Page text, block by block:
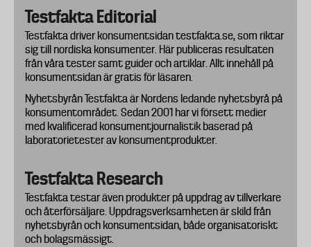
Testfakta Editorial
Testfakta driver konsumentsidan testfakta.se, som riktar
sig till nordiska konsumenter. Här publiceras resultaten
från våra tester samt guider och artiklar. Allt innehåll på
konsumentsidan är gratis för läsaren.
Nyhetsbyrån Testfakta är Nordens ledande nyhetsbyrå på
konsumentområdet. Sedan 2001 har vi försett medier
med kvalificerad konsumentjournalistik baserad på
laboratorietester av konsumentprodukter.
Testfakta Research
Testfakta testar även produkter på uppdrag av tillverkare
och återförsäljare. Uppdragsverksamheten är skild från
nyhetsbyrån och konsumentsidan, både organisatoriskt
och bolagsmässigt.